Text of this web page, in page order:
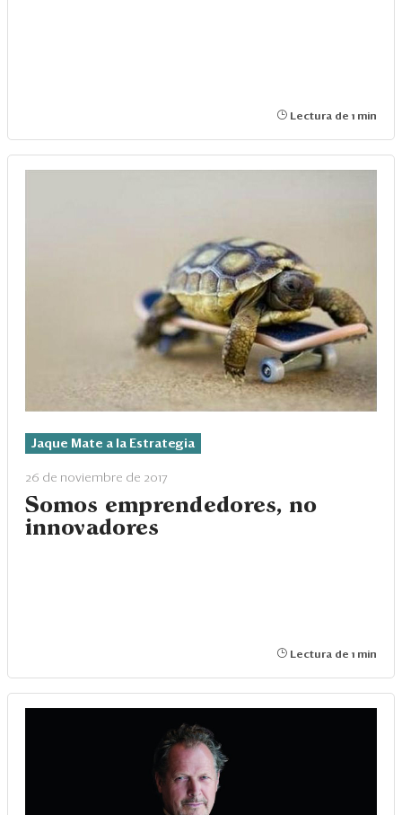
Lectura de 1 min
Jaque Mate a la Estrategia
26 de noviembre de 2017
Somos emprendedores, no
innovadores
Lectura de 1 min